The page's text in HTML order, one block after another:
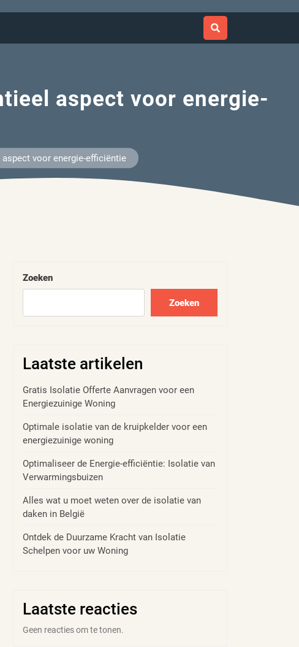
aspect voor energie-
voor energie-efficiëntie
Zoeken
Zoeken
Laatste artikelen
Gratis Isolatie Offerte Aanvragen voor een
Energiezuinige Woning
Optimale isolatie van de kruipkelder voor een
energiezuinige woning
Optimaliseer de Energie-efficiëntie: Isolatie van
Verwarmingsbuizen
Alles wat u moet weten over de isolatie van
daken in België
Ontdek de Duurzame Kracht van Isolatie
Schelpen voor uw Woning
Laatste reacties
Geen reacties om te tonen.